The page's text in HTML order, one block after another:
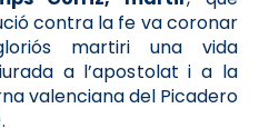
contra la fe va coronar
martiri una vida
a l’apostolat i a la
valenciana del Picadero